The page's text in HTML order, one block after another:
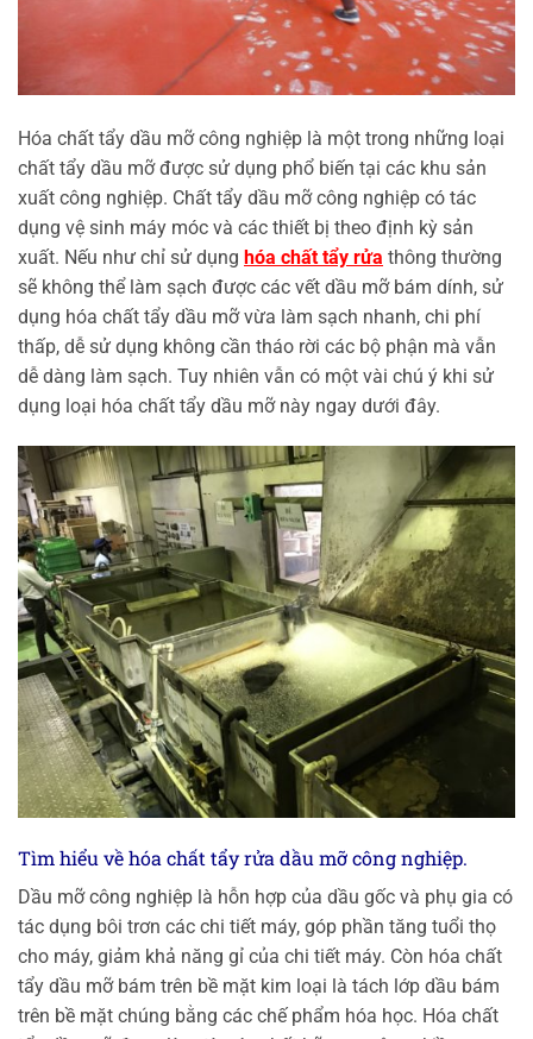
Hóa chất tẩy dầu mỡ công nghiệp là một trong những loại
chất tẩy dầu mỡ được sử dụng phổ biến tại các khu sản
xuất công nghiệp. Chất tẩy dầu mỡ công nghiệp có tác
dụng vệ sinh máy móc và các thiết bị theo định kỳ sản
xuất. Nếu như chỉ sử dụng hóa chất tẩy rửa thông thường
sẽ không thể làm sạch được các vết dầu mỡ bám dính, sử
dụng hóa chất tẩy dầu mỡ vừa làm sạch nhanh, chi phí
thấp, dễ sử dụng không cần tháo rời các bộ phận mà vẫn
dễ dàng làm sạch. Tuy nhiên vẫn có một vài chú ý khi sử
dụng loại hóa chất tẩy dầu mỡ này ngay dưới đây.
Tìm hiểu về hóa chất tẩy rửa dầu mỡ công nghiệp.
Dầu mỡ công nghiệp là hỗn hợp của dầu gốc và phụ gia có
tác dụng bôi trơn các chi tiết máy, góp phần tăng tuổi thọ
cho máy, giảm khả năng gỉ của chi tiết máy. Còn hóa chất
tẩy dầu mỡ bám trên bề mặt kim loại là tách lớp dầu bám
trên bề mặt chúng bằng các chế phẩm hóa học. Hóa chất